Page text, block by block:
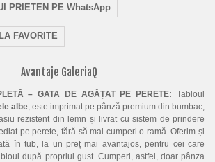
PRIETEN PE WhatsApp
FAVORITE
Avantaje GaleriaQ
– GATA DE AGĂȚAT PE PERETE:Tabloul
albe, este imprimat pe pânză premium din bumbac,
rezistent din lemn și livrat cu sistem de prindere
pe perete, fără să mai cumperi o ramă. Oferim și
în tub, la un preț mai avantajos, pentru cei care
după propriul gust. Cumperi, astfel, doar pânza